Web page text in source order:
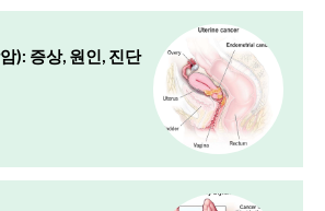
): 증상, 원인, 진단